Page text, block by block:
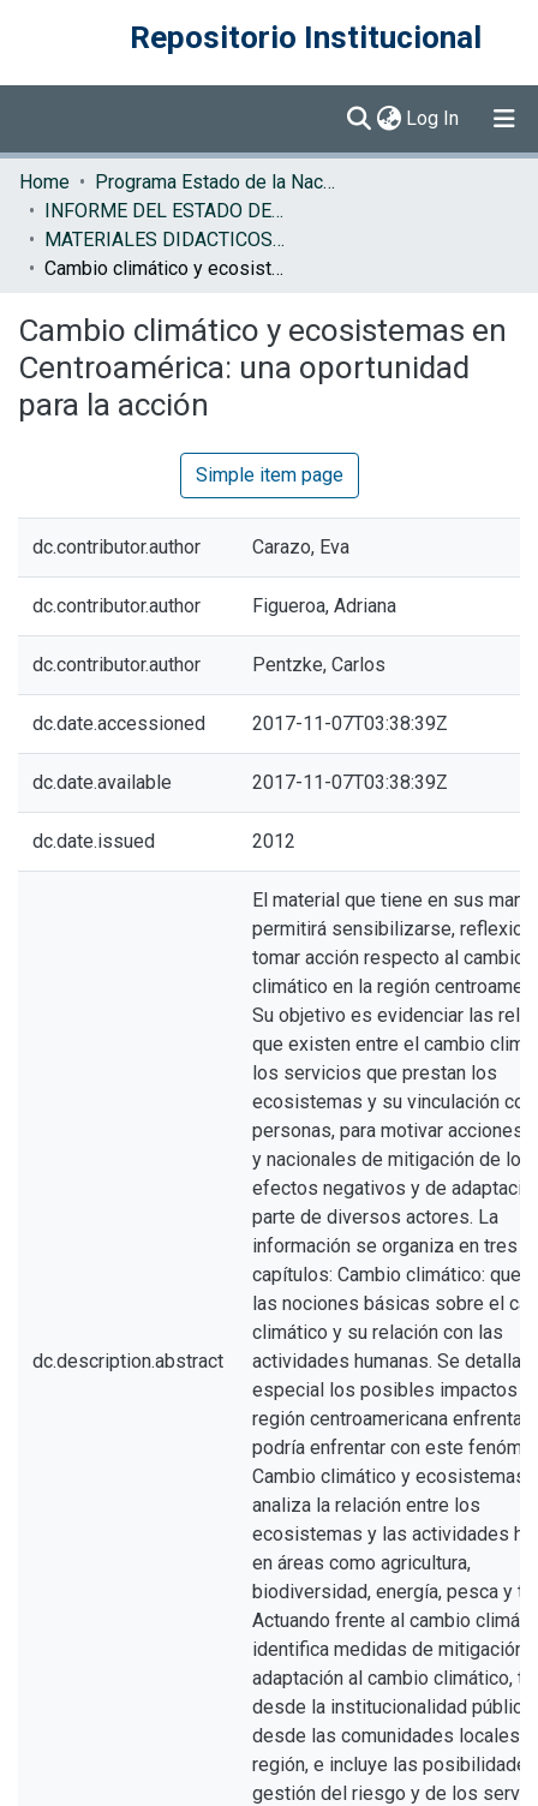
Repositorio Institucional
Log In (current)
Communities & Collections
Browse DSpace
Statistics
Home
Programa Estado de la Nación (PEN)
INFORME DEL ESTADO DE LA REGION
MATERIALES DIDACTICOS ERCA
Cambio climático y ecosistemas en Centroamérica: una oportunidad para la acción
Cambio climático y ecosistemas en
Centroamérica: una oportunidad
para la acción
Simple item page
dc.contributor.author Carazo, Eva
dc.contributor.author Figueroa, Adriana
dc.contributor.author Pentzke, Carlos
dc.date.accessioned 2017-11-07T03:38:39Z
dc.date.available 2017-11-07T03:38:39Z
dc.date.issued 2012
dc.description.abstract
El material que tiene en sus
permitirá sensibilizarse,
tomar acción respecto al cambio
climático en la región
Su objetivo es evidenciar las
que existen entre el cambio
los servicios que prestan los
ecosistemas y su vinculación
personas, para motivar acciones
y nacionales de mitigación de los
efectos negativos y de
parte de diversos actores. La
información se organiza en tres
capítulos: Cambio climático: que
las nociones básicas sobre el
climático y su relación con las
actividades humanas. Se detallan
especial los posibles impactos
región centroamericana enfrenta o
podría enfrentar con este
Cambio climático y ecosistemas:
analiza la relación entre los
ecosistemas y las actividades
en áreas como agricultura,
biodiversidad, energía, pesca y
Actuando frente al cambio
identifica medidas de mitigación y
adaptación al cambio climático,
desde la institucionalidad pública
desde las comunidades locales
región, e incluye las
gestión del riesgo y de los